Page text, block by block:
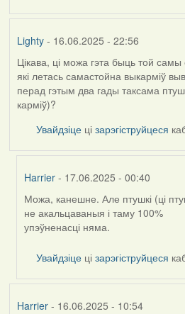
Lighty- 16.06.2025 - 22:56
Цікава, ці можа гэта быць той
які летась самастойна выкарміў
перад гэтым два гады таксама
карміў)?
Увайдзіце цізарэгіструйцеся
Harrier - 17.06.2025 - 00:40
In
reply
to
Lighty
Можа, канешне. Але птушкі (ці
не акальцаваныя і таму 100%
упэўненасці няма.
Увайдзіце цізарэгіструйцеся
Harrier- 16.06.2025 - 10:54